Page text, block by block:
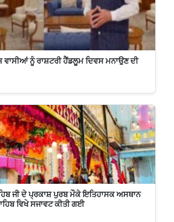
ਵਾਸੀਆਂ ਨੂੰ ਰਾਸ਼ਟਰੀ ਹੈਂਡਲੂਮ ਦਿਵਸ ਮਨਾਉਣ ਦੀ
ਜੀ ਦੇ ਪ੍ਰਕਾਸ਼ ਪੁਰਬ ਮੌਕੇ ਇਤਿਹਾਸਕ ਅਸਥਾਨ
ਵਿਖੇ ਸਜਾਵਟ ਕੀਤੀ ਗਈ